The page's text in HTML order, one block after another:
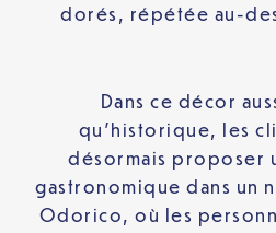
dorés, répétée au-
Dans ce décor
qu’historique, les
désormais proposer
gastronomique dans un
Odorico, où les